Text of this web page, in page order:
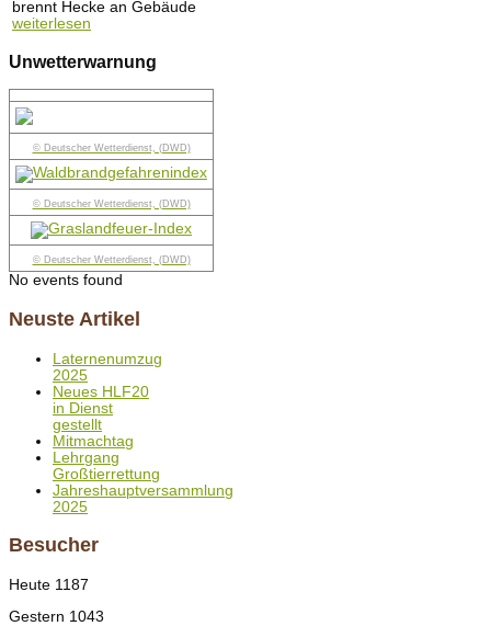
brennt Hecke an Gebäude
weiterlesen
Unwetterwarnung
© Deutscher Wetterdienst, (DWD)
© Deutscher Wetterdienst, (DWD)
© Deutscher Wetterdienst, (DWD)
No events found
Neuste Artikel
Laternenumzug
2025
Neues HLF20
in Dienst
gestellt
Mitmachtag
Lehrgang
Großtierrettung
Jahreshauptversammlung
2025
Besucher
Heute 1187
Gestern 1043